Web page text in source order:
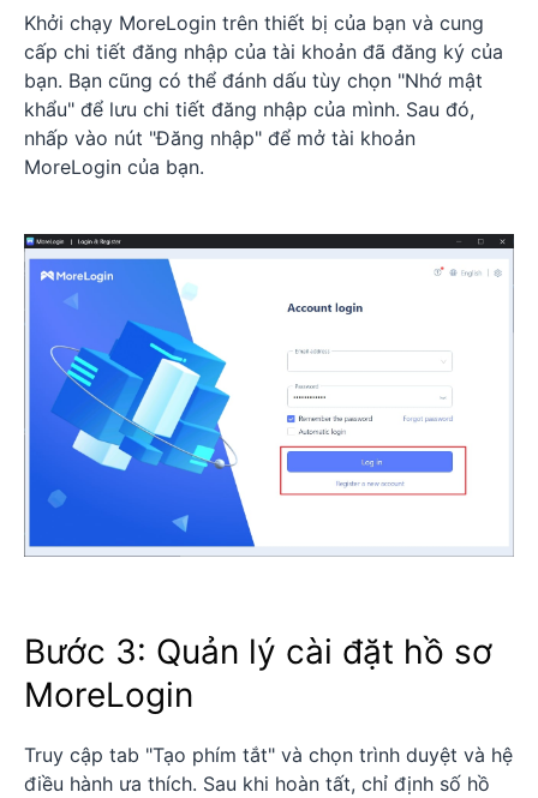
Khởi chạy MoreLogin trên thiết bị của bạn và cung
cấp chi tiết đăng nhập của tài khoản đã đăng ký của
bạn. Bạn cũng có thể đánh dấu tùy chọn "Nhớ mật
khẩu" để lưu chi tiết đăng nhập của mình. Sau đó,
nhấp vào nút "Đăng nhập" để mở tài khoản
MoreLogin của bạn.
Bước 3: Quản lý cài đặt hồ sơ
MoreLogin
Truy cập tab "Tạo phím tắt" và chọn trình duyệt và hệ
điều hành ưa thích. Sau khi hoàn tất, chỉ định số hồ